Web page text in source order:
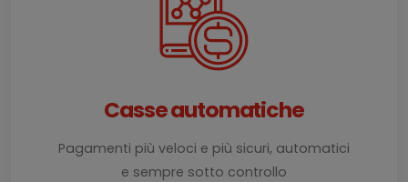
Casse automatiche
Pagamenti più veloci e più sicuri, automatici
e sempre sotto controllo